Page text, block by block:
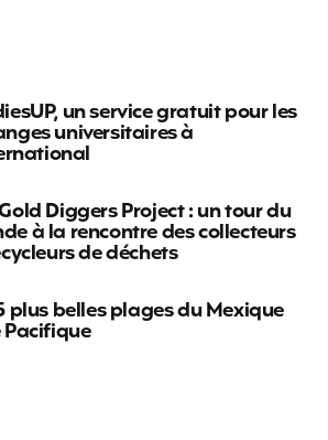
un service gratuit pour les
universitaires à
Diggers Project : un tour du
à la rencontre des collecteurs
de déchets
plus belles plages du Mexique